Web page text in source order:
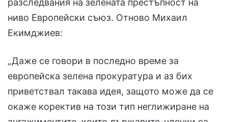
разследвания на зелената престъпност на
ниво Европейски съюз. Отново Михаил
Екимджиев:
„Даже се говори в последно време за
европейска зелена прокуратура и аз бих
приветствал такава идея, защото може да се
окаже коректив на този тип неглижиране на